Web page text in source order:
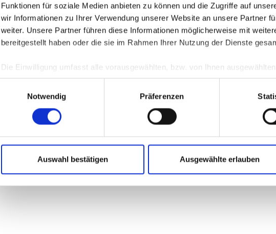
Funktionen für soziale Medien anbieten zu können und die Zugriffe auf
wir Informationen zu Ihrer Verwendung unserer Website an unsere Partner
weiter. Unsere Partner führen diese Informationen möglicherweise mit
bereitgestellt haben oder die sie im Rahmen Ihrer Nutzung der Dienste
Die Einwilligung umfasst alle vorausgewählten, bzw. von Ihnen
jederzeit unter DATENSCHUTZanpassen bzw. widerrufen. Eine Erklärung
verwendeten externen Komponenten finden Sie in unserer
Notwendig
Präferenzen
Auswahl bestätigen Ausgewählte erlauben
Application error: a client-side exception has occurred (see the